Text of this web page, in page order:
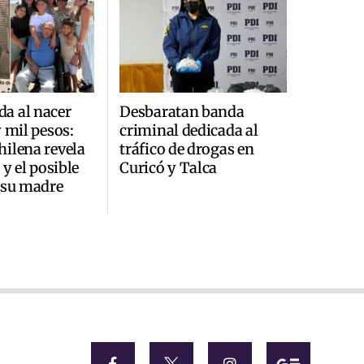
al nacer
mil pesos:
revela
el posible
madre
Desbaratan banda
criminal dedicada al
tráfico de drogas en
Curicó y Talca